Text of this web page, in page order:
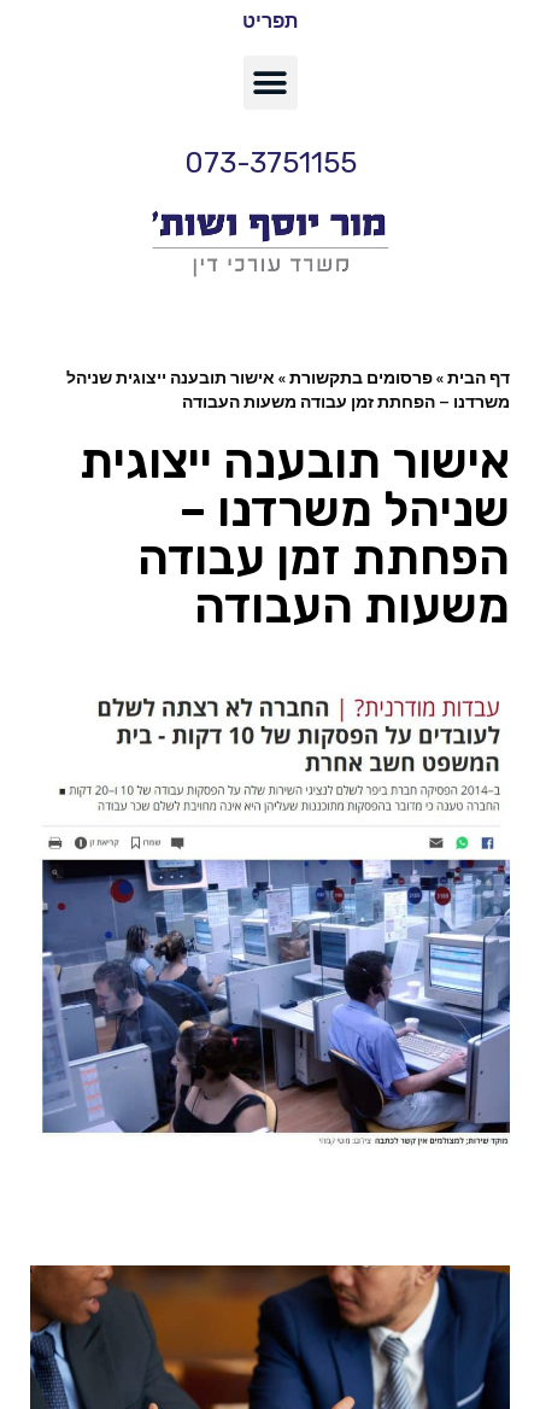
תפריט
073-3751155
דף הבית»פרסומים בתקשורת» אישור תובענה ייצוגית שניהל
משרדנו – הפחתת זמן עבודה משעות העבודה
אישור תובענה ייצוגית
שניהל משרדנו –
הפחתת זמן עבודה
משעות העבודה